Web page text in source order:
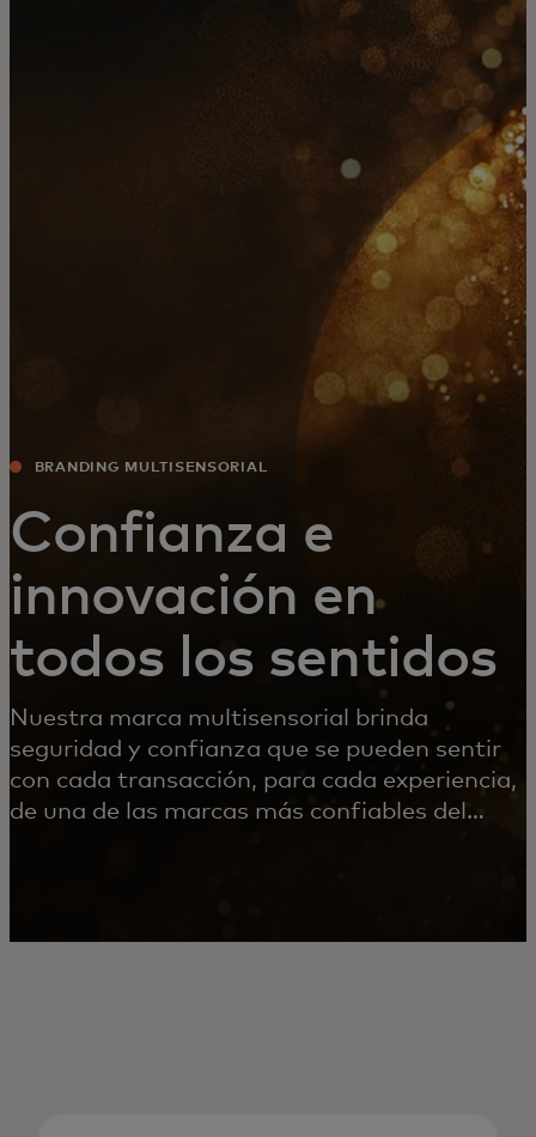
BRANDING MULTISENSORIAL
Confianza e
innovación en
todos los sentidos
Nuestra marca multisensorial brinda
seguridad y confianza que se pueden sentir
con cada transacción, para cada experiencia,
de una de las marcas más confiables del